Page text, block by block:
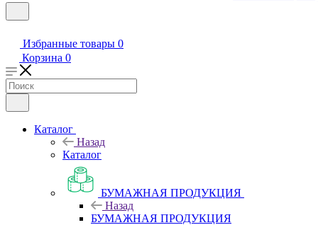
Избранные товары 0
Корзина 0
Каталог
Назад
Каталог
БУМАЖНАЯ ПРОДУКЦИЯ
Назад
БУМАЖНАЯ ПРОДУКЦИЯ